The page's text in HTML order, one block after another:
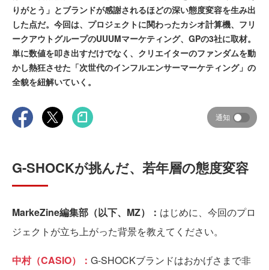
りがとう」とブランドが感謝されるほどの深い態度変容を生み出
した点だ。今回は、プロジェクトに関わったカシオ計算機、フリ
ークアウトグループのUUUMマーケティング、GPの3社に取材。
単に数値を叩き出すだけでなく、クリエイターのファンダムを動
かし熱狂させた「次世代のインフルエンサーマーケティング」の
全貌を紐解いていく。
通知
G-SHOCKが挑んだ、若年層の態度変容
MarkeZine編集部（以下、MZ）： はじめに、今回のプロ
ジェクトが立ち上がった背景を教えてください。
中村（CASIO）： G-SHOCKブランドはおかげさまで非